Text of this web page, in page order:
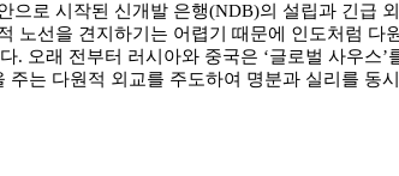
로 시작된 신개발 은행(NDB)의 설립과 긴급
선을 견지하기는 어렵기 때문에 인도처럼 다
오래 전부터 러시아와 중국은 ‘글로벌 사우스
는 다원적 외교를 주도하여 명분과 실리를 동